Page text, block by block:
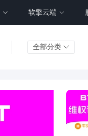
软擎云端
全部分类